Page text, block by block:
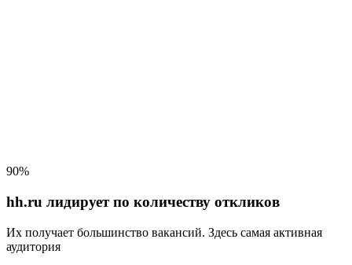
90%
hh.ru лидирует по количеству откликов
Их получает большинство вакансий. Здесь самая активная
аудитория